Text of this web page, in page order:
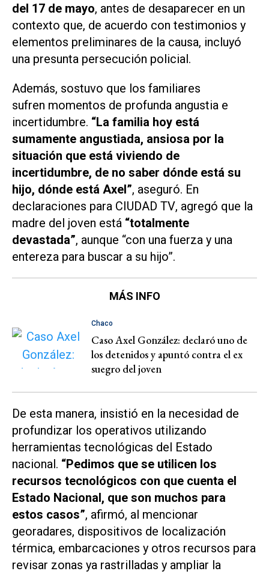
del 17 de mayo, antes de desaparecer en un
contexto que, de acuerdo con testimonios y
elementos preliminares de la causa, incluyó
una presunta persecución policial.
Además, sostuvo que los familiares
sufren momentos de profunda angustia e
incertidumbre. “La familia hoy está
sumamente angustiada, ansiosa por la
situación que está viviendo de
incertidumbre, de no saber dónde está su
hijo, dónde está Axel”, aseguró. En
declaraciones para CIUDAD TV, agregó que la
madre del joven está “totalmente
devastada”, aunque “con una fuerza y una
entereza para buscar a su hijo”.
MÁS INFO
Chaco
Caso Axel González: declaró uno de
los detenidos y apuntó contra el ex
suegro del joven
De esta manera, insistió en la necesidad de
profundizar los operativos utilizando
herramientas tecnológicas del Estado
nacional. “Pedimos que se utilicen los
recursos tecnológicos con que cuenta el
Estado Nacional, que son muchos para
estos casos”, afirmó, al mencionar
georadares, dispositivos de localización
térmica, embarcaciones y otros recursos para
revisar zonas ya rastrilladas y ampliar la